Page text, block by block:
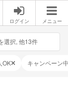
ログイン メニュー
選択, 他13件
OK キャンペーン